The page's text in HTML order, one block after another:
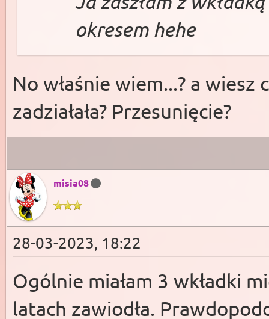
okresem hehe
No właśnie wiem...? a wiesz
zadziałała? Przesunięcie?
misia08
28-03-2023, 18:22
Ogólnie miałam 3 wkładki
latach zawiodła.